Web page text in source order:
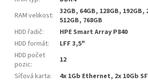
RAM velikost:
32GB, 64GB, 128GB, 192GB,
512GB, 768GB
HDD řadič:
HPE Smart Array P840
HDD formát:
LFF 3,5"
HDD počet
pozic:
12
Síťová karta:
4x 1Gb Ethernet, 2x 10Gb